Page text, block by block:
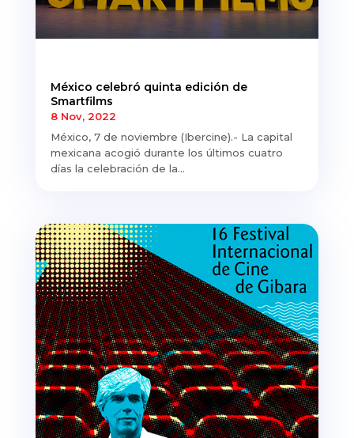
México celebró quinta edición de
Smartfilms
8 Nov, 2022
México, 7 de noviembre (Ibercine).- La capital
mexicana acogió durante los últimos cuatro
días la celebración de la...